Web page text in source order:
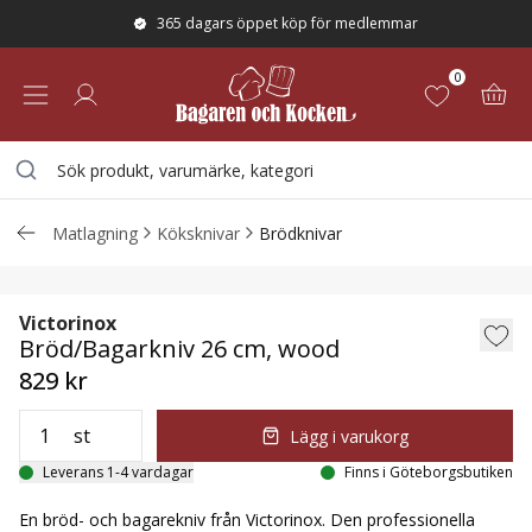
365 dagars öppet köp för medlemmar
0
Matlagning Köksknivar Brödknivar
Bröd/Bagarkniv 26 cm, wood
Victorinox
Bröd/Bagarkniv 26 cm, wood
829 kr
st Lägg i varukorg
Leverans 1-4 vardagar Finns i Göteborgsbutiken
En bröd- och bagarekniv från Victorinox. Den professionella